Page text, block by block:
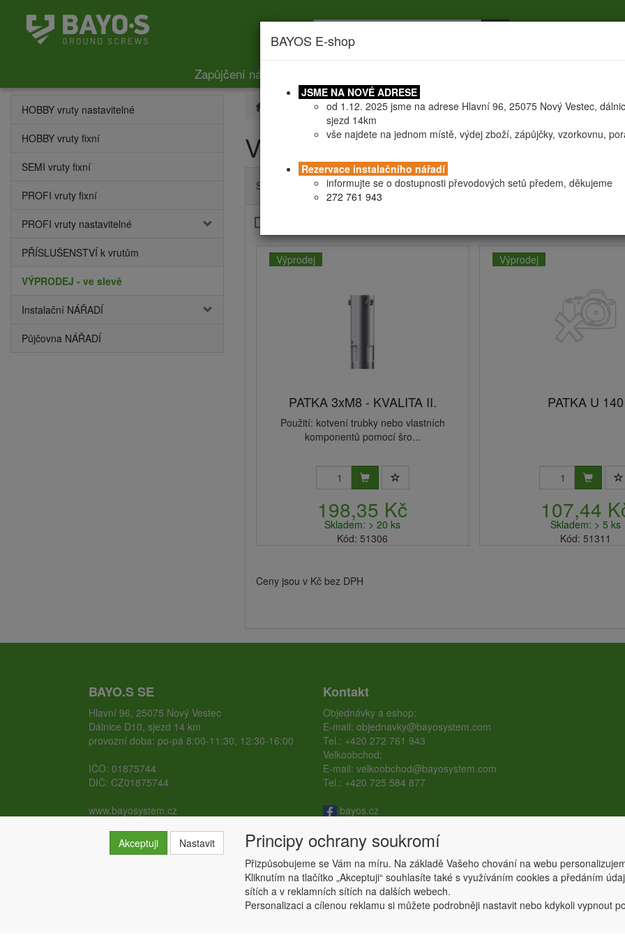
Zapůjčení nářadí
HOBBY vruty nastavitelné
HOBBY vruty fixní
SEMI vruty fixní
PROFI vruty fixní
PROFI vruty nastavitelné
PŘÍSLUŠENSTVÍ k vrutům
VÝPRODEJ - ve slevě
Instalační NÁŘADÍ
Půjčovna NÁŘADÍ
VÝPRODEJ - ve slevě
VÝPRODEJ - ve slevě
Seřadit dle
Výprodej
PATKA 3xM8 - KVALITA II.
Použití: kotvení trubky nebo vlastních
komponentů pomocí šro...
198,35 Kč
Skladem: > 20 ks
Kód: 51306
Výprodej
PATKA U 140
107,44
Skladem: > 5 ks
Kód: 51311
Ceny jsou v Kč bez DPH
BAYO.S SE
Hlavní 96, 25075 Nový Vestec
Dálnice D10, sjezd 14 km
provozní doba: po-pá 8:00-11:30, 12:30-16:00
IČO: 01875744
DIČ: CZ01875744
www.bayosystem.cz
Kontakt
Objednávky a eshop:
E-mail: objednavky@bayosystem.com
Tel.: +420 272 761 943
Velkoobchod:
E-mail: velkoobchod@bayosystem.com
Tel.: +420 725 584 877
bayos.cz
Copyright © ABRA Software a.s. 2026,powered by ABRA E-shop
Akceptuji Nastavit Principy ochrany soukromí
Přizpůsobujeme se Vám na míru. Na základě Vašeho chování na webu
Kliknutím na tlačítko „Akceptuji“ souhlasíte také s využíváním cookies a předáním
sítích a v reklamních sítích na dalších webech.
Personalizaci a cílenou reklamu si můžete podrobněji nastavit nebo kdykoli vypnout
BAYOS E-shop
JSME NA NOVÉ ADRESE
od 1.12. 2025 jsme na adrese Hlavní 96, 25075 Nový Vestec,
sjezd 14km
vše najdete na jednom místě, výdej zboží, zápůjčky, vzorkovnu,
Rezervace instalačního nářadí
informujte se o dostupnosti převodových setů předem, děkujeme
272 761 943